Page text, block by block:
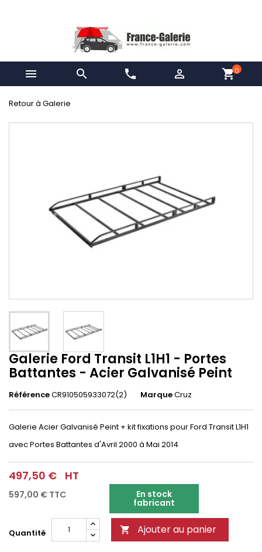
  phone  shopping_cart0
Retour à Galerie
Galerie Ford Transit L1H1 - Portes
Battantes - Acier Galvanisé Peint
RéférenceCR910505933072(2) MarqueCruz
Galerie Acier Galvanisé Peint + kit fixations pour Ford Transit L1H1
avec Portes Battantes d'Avril 2000 à Mai 2014
497,50 € HT
597,00 € TTC En stock
fabricant
Quantité  Ajouter au panier